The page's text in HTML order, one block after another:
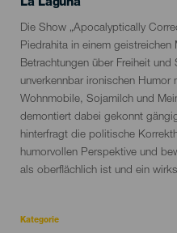
La Laguna
Descripción
del
evento
Die Show „Apocalyptically
Piedrahita in einem
Betrachtungen über Freiheit
unverkennbar ironischen
Wohnmobile, Sojamilch und
demontiert dabei gekonnt
hinterfragt die politische
humorvollen Perspektive und
als oberflächlich ist und ein
Kategorie